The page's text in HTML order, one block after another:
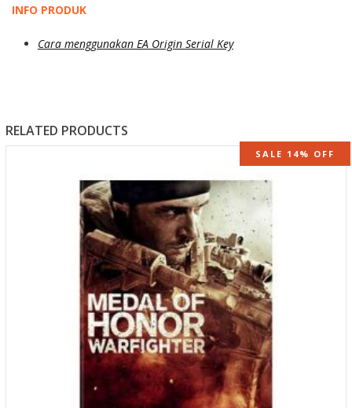
INFO PRODUK
Cara menggunakan EA Origin Serial Key
RELATED PRODUCTS
SALE 14% OFF